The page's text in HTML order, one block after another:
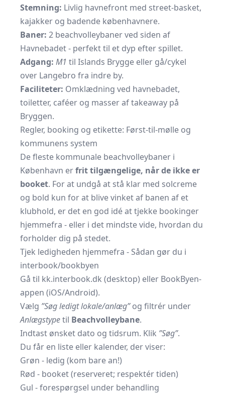
Stemning: Livlig havnefront med street-basket,
kajakker og badende københavnere.
Baner: 2 beachvolleybaner ved siden af
Havnebadet - perfekt til et dyp efter spillet.
Adgang: M1 til Islands Brygge eller gå/cykel
over Langebro fra indre by.
Faciliteter: Omklædning ved havnebadet,
toiletter, caféer og masser af takeaway på
Bryggen.
Regler, booking og etikette: Først-til-mølle og
kommunens system
De fleste kommunale beachvolleybaner i
København erfrit tilgængelige, når de ikke er
booket. For at undgå at stå klar med solcreme
og bold kun for at blive vinket af banen af et
klubhold, er det en god idé at tjekke bookinger
hjemmefra - eller i det mindste vide, hvordan du
forholder dig på stedet.
Tjek ledigheden hjemmefra - Sådan gør du i
interbook/bookbyen
Gå til kk.interbook.dk (desktop) eller BookByen-
appen (iOS/Android).
Vælg ”Søg ledigt lokale/anlæg”og filtrér under
Anlægstypetil Beachvolleybane.
Indtast ønsket dato og tidsrum. Klik ”Søg”.
Du får en liste eller kalender, der viser:
Grøn - ledig (kom bare an!)
Rød - booket (reserveret; respektér tiden)
Gul - forespørgsel under behandling